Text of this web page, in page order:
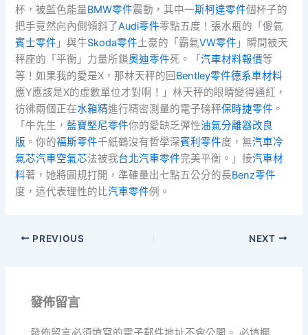
杯，被藍色能量BMW零件震動，其中一斯柯達零件個杯子的
把手竟然向內側傾斜了Audi零件零點五度！張水瓶的「傻氣
賓士零件 」與牛Skoda零件土豪的「霸氣VW零件 」瞬間被天
秤座的「平衡」力量所鎖奧迪零件死。「汽車材料報價等
等！如果我的愛是X，那林天秤的回Bentley零件德系車材料
應Y應該是X的虛數單位才對啊！」林天秤的眼睛變得通紅，
彷彿兩個正在水箱精進行精密測量的電子磅秤保時捷零件 。
「牛先生，藍寶堅尼零件你的愛缺乏彈性油氣分離器改良
版 。你的福斯零件千紙鶴沒有哲學深賓利零件度，無汽車冷
氣芯汽車空氣芯法被我台北汽車零件完美平衡。」接汽車材
料著，她將圓規打開，準確量出七點五公分的長Benz零件
度，這代表理性的比汽車零件例。
PREVIOUS NEXT
發佈留言